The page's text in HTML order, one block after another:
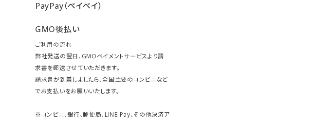
PayPay（ペイペイ）
GMO後払い
ご利用の流れ
弊社発送の翌日、GMOペイメントサービスより請
求書を郵送させていただきます。
請求書が到着しましたら、全国主要のコンビニなど
でお支払いをお願いいたします。
※コンビニ、銀行、郵便局、LINE Pay、その他決済ア